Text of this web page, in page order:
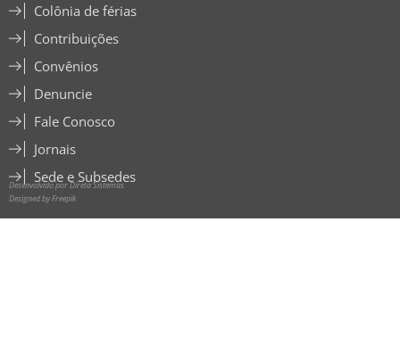
Colônia de férias
Contribuições
Convênios
Denuncie
Fale Conosco
Jornais
Sede e Subsedes
Desenvolvido por Direta Sistemas
Designed by Freepik